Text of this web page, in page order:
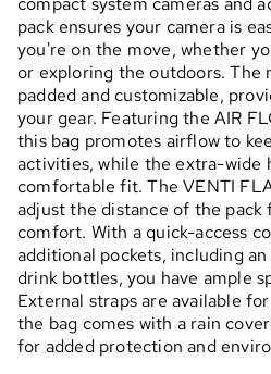
pack ensures your camera is
you're on the move, whether
or exploring the outdoors. The
padded and customizable,
your gear. Featuring the AIR
this bag promotes airflow to
activities, while the extra-wide
comfortable fit. The VENTI
adjust the distance of the
comfort. With a quick-access
additional pockets, including
drink bottles, you have ample
External straps are available
the bag comes with a rain
for added protection and